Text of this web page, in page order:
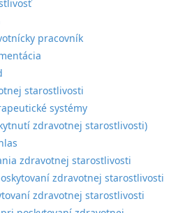
pracovník
starostlivosti
systémy
zdravotnej starostlivosti)
zdravotnej starostlivosti
zdravotnej starostlivosti
zdravotnej starostlivosti